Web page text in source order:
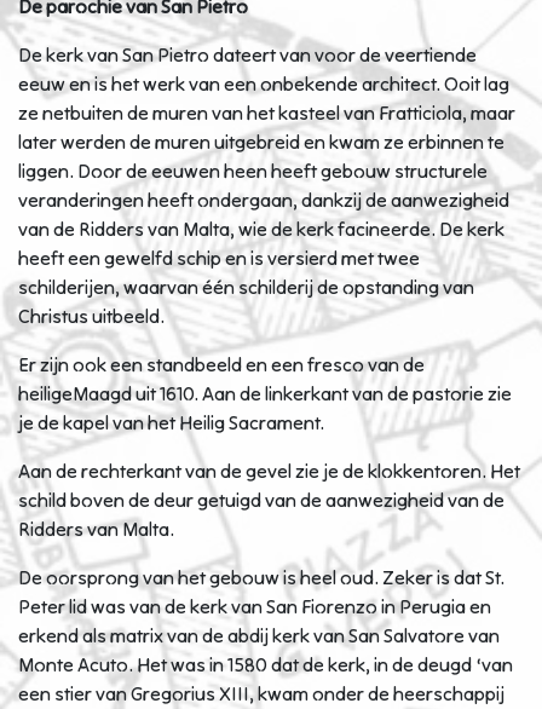
De parochie van San Pietro
De kerk van San Pietro dateert van voor de veertiende
eeuw en is het werk van een onbekende architect. Ooit lag
ze netbuiten de muren van het kasteel van Fratticiola, maar
later werden de muren uitgebreid en kwam ze erbinnen te
liggen. Door de eeuwen heen heeft gebouw structurele
veranderingen heeft ondergaan, dankzij de aanwezigheid
van de Ridders van Malta, wie de kerk facineerde. De kerk
heeft een gewelfd schip en is versierd met twee
schilderijen, waarvan één schilderij de opstanding van
Christus uitbeeld.
Er zijn ook een standbeeld en een fresco van de
heiligeMaagd uit 1610. Aan de linkerkant van de pastorie zie
je de kapel van het Heilig Sacrament.
Aan de rechterkant van de gevel zie je de klokkentoren. Het
schild boven de deur getuigd van de aanwezigheid van de
Ridders van Malta.
De oorsprong van het gebouw is heel oud. Zeker is dat St.
Peter lid was van de kerk van San Fiorenzo in Perugia en
erkend als matrix van de abdij kerk van San Salvatore van
Monte Acuto. Het was in 1580 dat de kerk, in de deugd ‘van
een stier van Gregorius XIII, kwam onder de heerschappij